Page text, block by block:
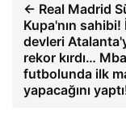
← Real Madrid
Kupa'nın
devleri
rekor kırdı…
futbolunda ilk
yapacağını